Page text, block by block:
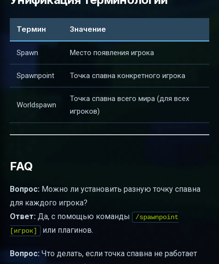
Термин Значение
Spawn Место появления игрока
Spawnpoint Точка спавна конкретного игрока
Worldspawn
Точка спавна всего мира (для всех
игроков)
FAQ
Вопрос: Можно ли установить разную точку спавна
для каждого игрока?
Ответ: Да, с помощью команды
/spawnpoint
[игрок]
или плагинов.
Вопрос: Что делать, если точка спавна не работает